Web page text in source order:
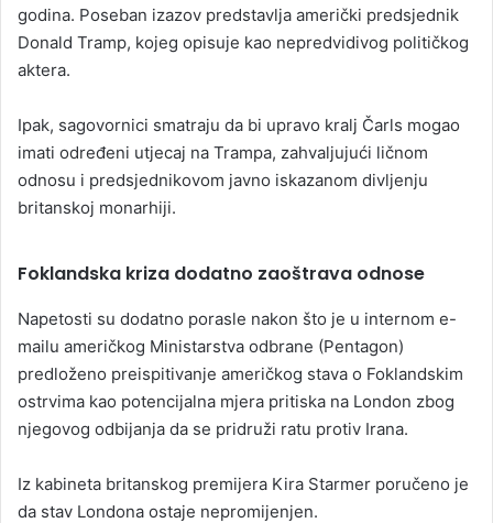
godina. Poseban izazov predstavlja američki predsjednik
Donald Tramp, kojeg opisuje kao nepredvidivog političkog
aktera.
Ipak, sagovornici smatraju da bi upravo kralj Čarls mogao
imati određeni utjecaj na Trampa, zahvaljujući ličnom
odnosu i predsjednikovom javno iskazanom divljenju
britanskoj monarhiji.
Foklandska kriza dodatno zaoštrava odnose
Napetosti su dodatno porasle nakon što je u internom e-
mailu američkog Ministarstva odbrane (Pentagon)
predloženo preispitivanje američkog stava o Foklandskim
ostrvima kao potencijalna mjera pritiska na London zbog
njegovog odbijanja da se pridruži ratu protiv Irana.
Iz kabineta britanskog premijera Kira Starmer poručeno je
da stav Londona ostaje nepromijenjen.